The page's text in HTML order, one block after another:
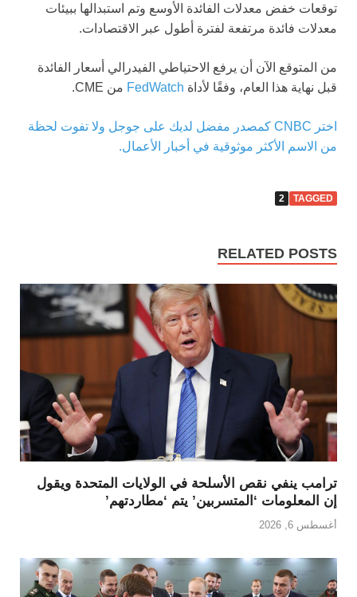
توقعات خفض معدلات الفائدة الأوسع وتم استبدالها ببيئات
معدلات فائدة مرتفعة لفترة أطول عبر الاقتصادات.
من المتوقع الآن أن يرفع الاحتياطي الفيدرالي أسعار الفائدة
قبل نهاية هذا العام، وفقًا لأداة FedWatch من CME.
اختر CNBC كمصدر مفضل لديك على جوجل ولا تفوت لحظة
من الاسم الأكثر موثوقية في أخبار الأعمال.
TAGGED
2
RELATED POSTS
ترامب ينفي نقص الأسلحة في الولايات المتحدة ويقول
إن المعلومات ‘المتسربين’ يتم ‘مطاردتهم’
أغسطس 6, 2026